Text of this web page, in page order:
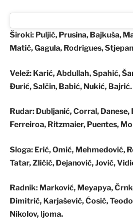
Široki: Puljić, Prusina, Bajkuša,
Matić, Gagula, Rodrigues,
Velež: Karić, Abdullah, Spahić,
Đurić, Salčin, Babić, Nukić, Bajrić.
Rudar: Dubljanić, Corral, Danese,
Ferreiroa, Ritzmaier, Puentes,
Sloga: Erić, Omić, Mehmedović,
Tatar, Zličić, Dejanović, Jović,
Radnik: Marković, Meyapya,
Dimitrić, Karjašević, Ćosić,
Nikolov, Ijoma.